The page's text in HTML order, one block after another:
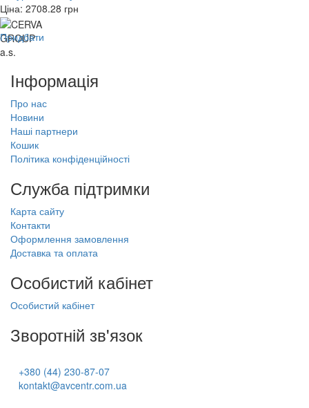
Ціна: 2708.28 грн
Придбати
Інформація
Про нас
Новини
Наші партнери
Кошик
Політика конфіденційності
Служба підтримки
Карта сайту
Контакти
Оформлення замовлення
Доставка та оплата
Особистий кабінет
Особистий кабінет
Зворотній зв'язок
+380 (44) 230-87-07
kontakt@avcentr.com.ua